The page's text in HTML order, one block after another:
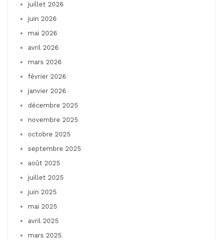
juillet 2026
juin 2026
mai 2026
avril 2026
mars 2026
février 2026
janvier 2026
décembre 2025
novembre 2025
octobre 2025
septembre 2025
août 2025
juillet 2025
juin 2025
mai 2025
avril 2025
mars 2025